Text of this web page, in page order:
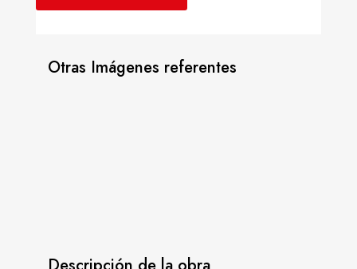
Otras Imágenes referentes